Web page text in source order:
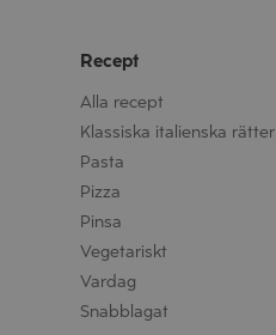
Recept
Alla recept
Klassiska italienska rätter
Pasta
Pizza
Pinsa
Vegetariskt
Vardag
Snabblagat